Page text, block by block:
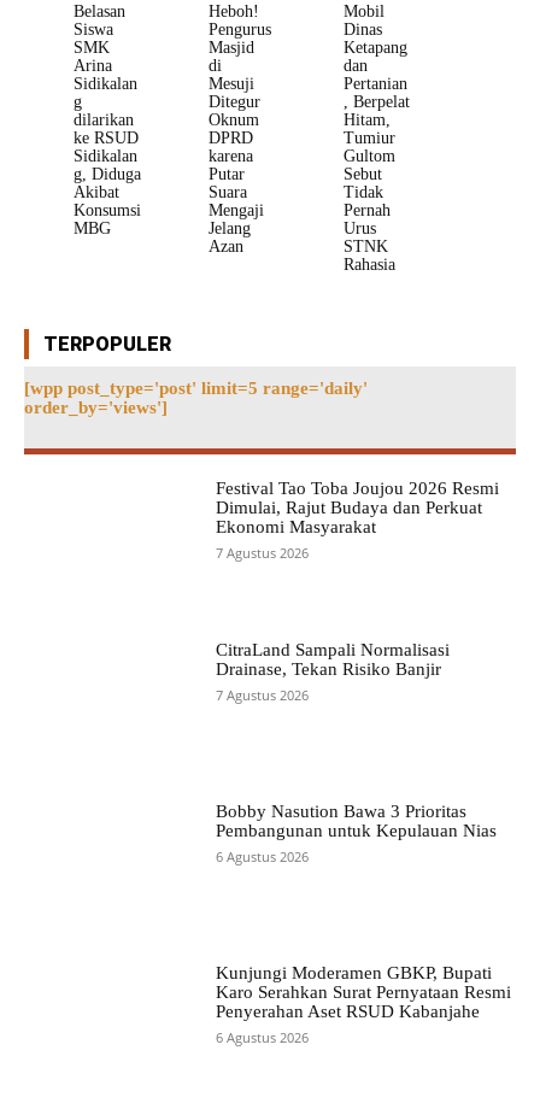
Belasan
Siswa
SMK
Arina
Sidikalan
g
dilarikan
ke RSUD
Sidikalan
g, Diduga
Akibat
Konsumsi
MBG
Heboh!
Pengurus
Masjid
di
Mesuji
Ditegur
Oknum
DPRD
karena
Putar
Suara
Mengaji
Jelang
Azan
Mobil
Dinas
Ketapang
dan
Pertanian
, Berpelat
Hitam,
Tumiur
Gultom
Sebut
Tidak
Pernah
Urus
STNK
Rahasia
TERPOPULER
[wpp post_type='post' limit=5 range='daily'
order_by='views']
Festival Tao Toba Joujou 2026 Resmi
Dimulai, Rajut Budaya dan Perkuat
Ekonomi Masyarakat
7 Agustus 2026
CitraLand Sampali Normalisasi
Drainase, Tekan Risiko Banjir
7 Agustus 2026
Bobby Nasution Bawa 3 Prioritas
Pembangunan untuk Kepulauan Nias
6 Agustus 2026
Kunjungi Moderamen GBKP, Bupati
Karo Serahkan Surat Pernyataan Resmi
Penyerahan Aset RSUD Kabanjahe
6 Agustus 2026